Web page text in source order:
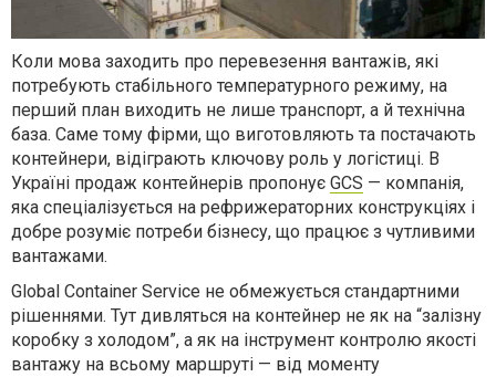
Коли мова заходить про перевезення вантажів, які
потребують стабільного температурного режиму, на
перший план виходить не лише транспорт, а й технічна
база. Саме тому фірми, що виготовляють та постачають
контейнери, відіграють ключову роль у логістиці. В
Україні продаж контейнерів пропонує GCS — компанія,
яка спеціалізується на рефрижераторних конструкціях і
добре розуміє потреби бізнесу, що працює з чутливими
вантажами.
Global Container Service не обмежується стандартними
рішеннями. Тут дивляться на контейнер не як на “залізну
коробку з холодом”, а як на інструмент контролю якості
вантажу на всьому маршруті — від моменту